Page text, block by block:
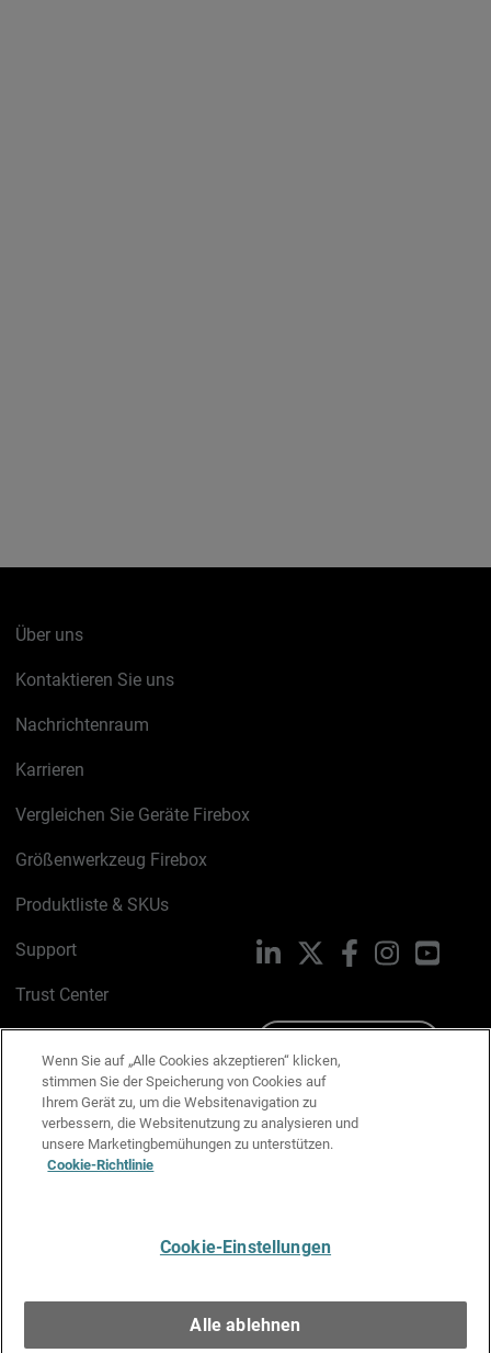
Über uns
Kontaktieren Sie uns
Nachrichtenraum
Karrieren
Vergleichen Sie Geräte Firebox
Größenwerkzeug Firebox
Produktliste & SKUs
Support
Trust Center
Cookie-Richtlinie
Datenschutzrichtlinie
Media & Brand Kit
LinkedIn FacebookInstagram
Wenn Sie auf „Alle Cookies akzeptieren“ klicken,
stimmen Sie der Speicherung von Cookies auf
Ihrem Gerät zu, um die Websitenavigation zu
verbessern, die Websitenutzung zu analysieren und
unsere Marketingbemühungen zu unterstützen.
Cookie-Richtlinie
Cookie-Einstellungen
Alle ablehnen